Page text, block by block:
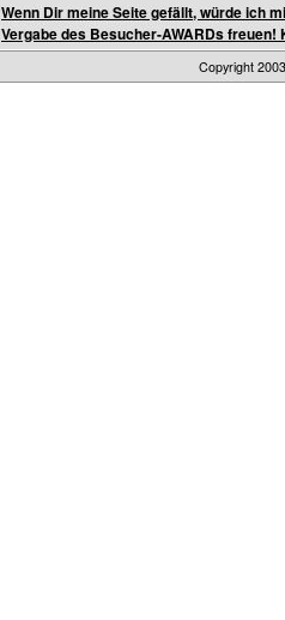
Wenn Dir meine Seite gefällt, würde ich
Vergabe des Besucher-AWARDs
Copyright